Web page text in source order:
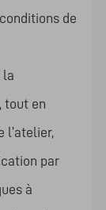
de
la
tout en
l’atelier,
par
à